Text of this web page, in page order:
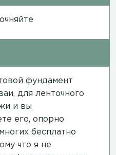
фундамент
для ленточного
и вы
его, опорно
бесплатно
что я не